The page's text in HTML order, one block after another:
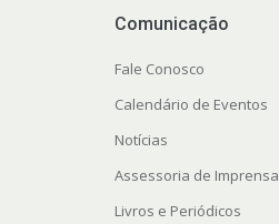
Comunicação
Fale Conosco
Calendário de Eventos
Notícias
Assessoria de Imprensa
Livros e Periódicos